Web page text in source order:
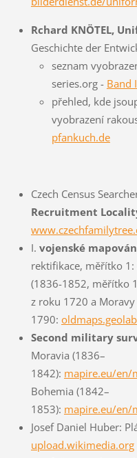
Rchard KNÖTEL,
Geschichte der
seznam
series.org - Band
přehled, kde
vyobrazení
pfankuch.de
Czech Census
Recruitment
I. vojenské
rektifikace, měřítko
(1836-1852, měřítko
z roku 1720 a
1790:
Second military
Moravia (1836–
1842): mapire.eu/en/
Bohemia (1842–
1853): mapire.eu/en/
Josef Daniel Huber:
upload.wikimedia.org